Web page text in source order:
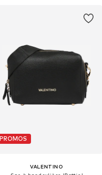
PROMOS
VALENTINO